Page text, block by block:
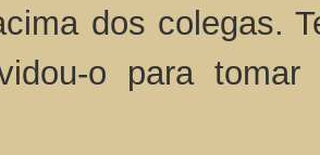
dos colegas.
o para